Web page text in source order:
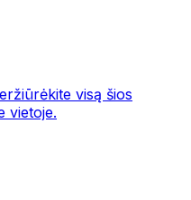
visą šios
vietoje.